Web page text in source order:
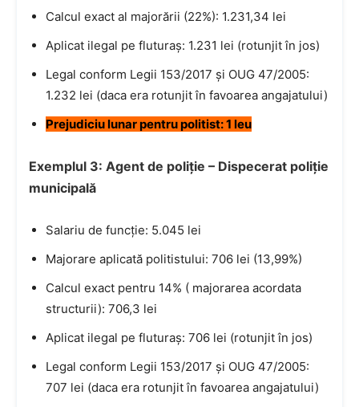
Calcul exact al majorării (22%): 1.231,34 lei
Aplicat ilegal pe fluturaș: 1.231 lei (rotunjit în jos)
Legal conform Legii 153/2017 și OUG 47/2005:
1.232 lei (daca era rotunjit în favoarea angajatului)
Prejudiciu lunar pentru politist: 1 leu
Exemplul 3: Agent de poliție – Dispecerat poliție
municipală
Salariu de funcție: 5.045 lei
Majorare aplicată politistului: 706 lei (13,99%)
Calcul exact pentru 14% ( majorarea acordata
structurii): 706,3 lei
Aplicat ilegal pe fluturaș: 706 lei (rotunjit în jos)
Legal conform Legii 153/2017 și OUG 47/2005:
707 lei (daca era rotunjit în favoarea angajatului)